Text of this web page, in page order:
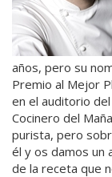
años, pero su
Premio al Mejor
en el auditorio
Cocinero del
purista, pero
él y os damos un
de la receta que